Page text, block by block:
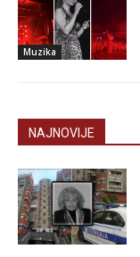
Muzika
NAJNOVIJE